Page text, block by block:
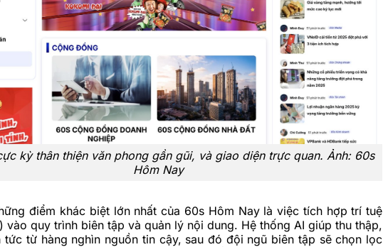
kỳ thân thiện văn phong gần gũi, và giao diện trực quan. Ảnh: 60s
Hôm Nay
điểm khác biệt lớn nhất của 60s Hôm Nay là việc tích hợptrí tuệ
vào quy trình biên tập và quản lý nội dung. Hệ thống AI giúp thu thập,
tức từ hàng nghìn nguồn tin cậy, sau đó đội ngũ biên tập sẽ chọn lọc